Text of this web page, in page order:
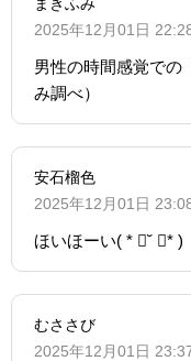
2025年12月01日
男性の時間感覚での
み調べ）
安石榴色
2025年12月01日
ほいほーい( * ॑˘ ॑* )
むささび
2025年12月01日